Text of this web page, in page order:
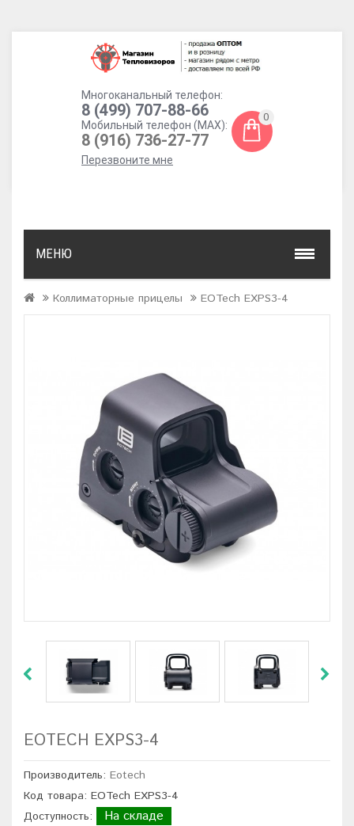
Многоканальный телефон:
8 (499) 707-88-66
Мобильный телефон (MAX):
8 (916) 736-27-77
Перезвоните мне
0
МЕНЮ
Коллиматорные прицелы EOTech EXPS3-4
EOTECH EXPS3-4
Производитель: Eotech
Код товара: EOTech EXPS3-4
Доступность:
На складе